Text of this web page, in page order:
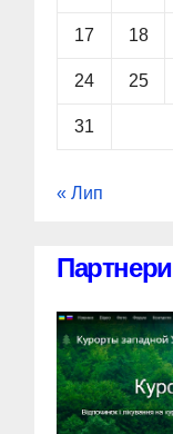
17 18
24 25
31
« Лип
Партнери